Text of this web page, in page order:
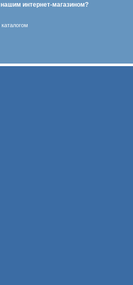
интернет-магазином?